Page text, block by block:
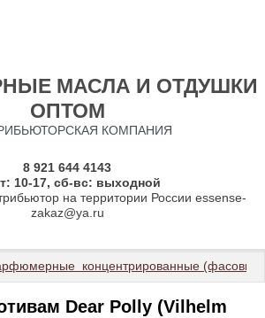
МАСЛА И ОТДУШКИ
ОПТОМ
КОМПАНИЯ
8 921 644 4143
10-17, сб-вс: выходной
на территории России essense-
zakaz@ya.ru
концентрированные (фасовка
Dear Polly (Vilhelm